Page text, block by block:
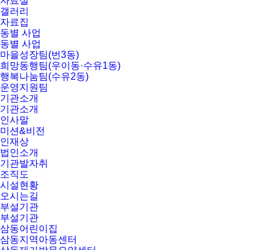
갤러리
자료집
동별 사업
동별 사업
마을성장팀(번3동)
희망동행팀(우이동·수유1동)
행복나눔팀(수유2동)
운영지원팀
기관소개
기관소개
인사말
미션&비전
인재상
법인소개
기관발자취
조직도
시설현황
오시는길
부설기관
부설기관
삼동어린이집
삼동지역아동센터